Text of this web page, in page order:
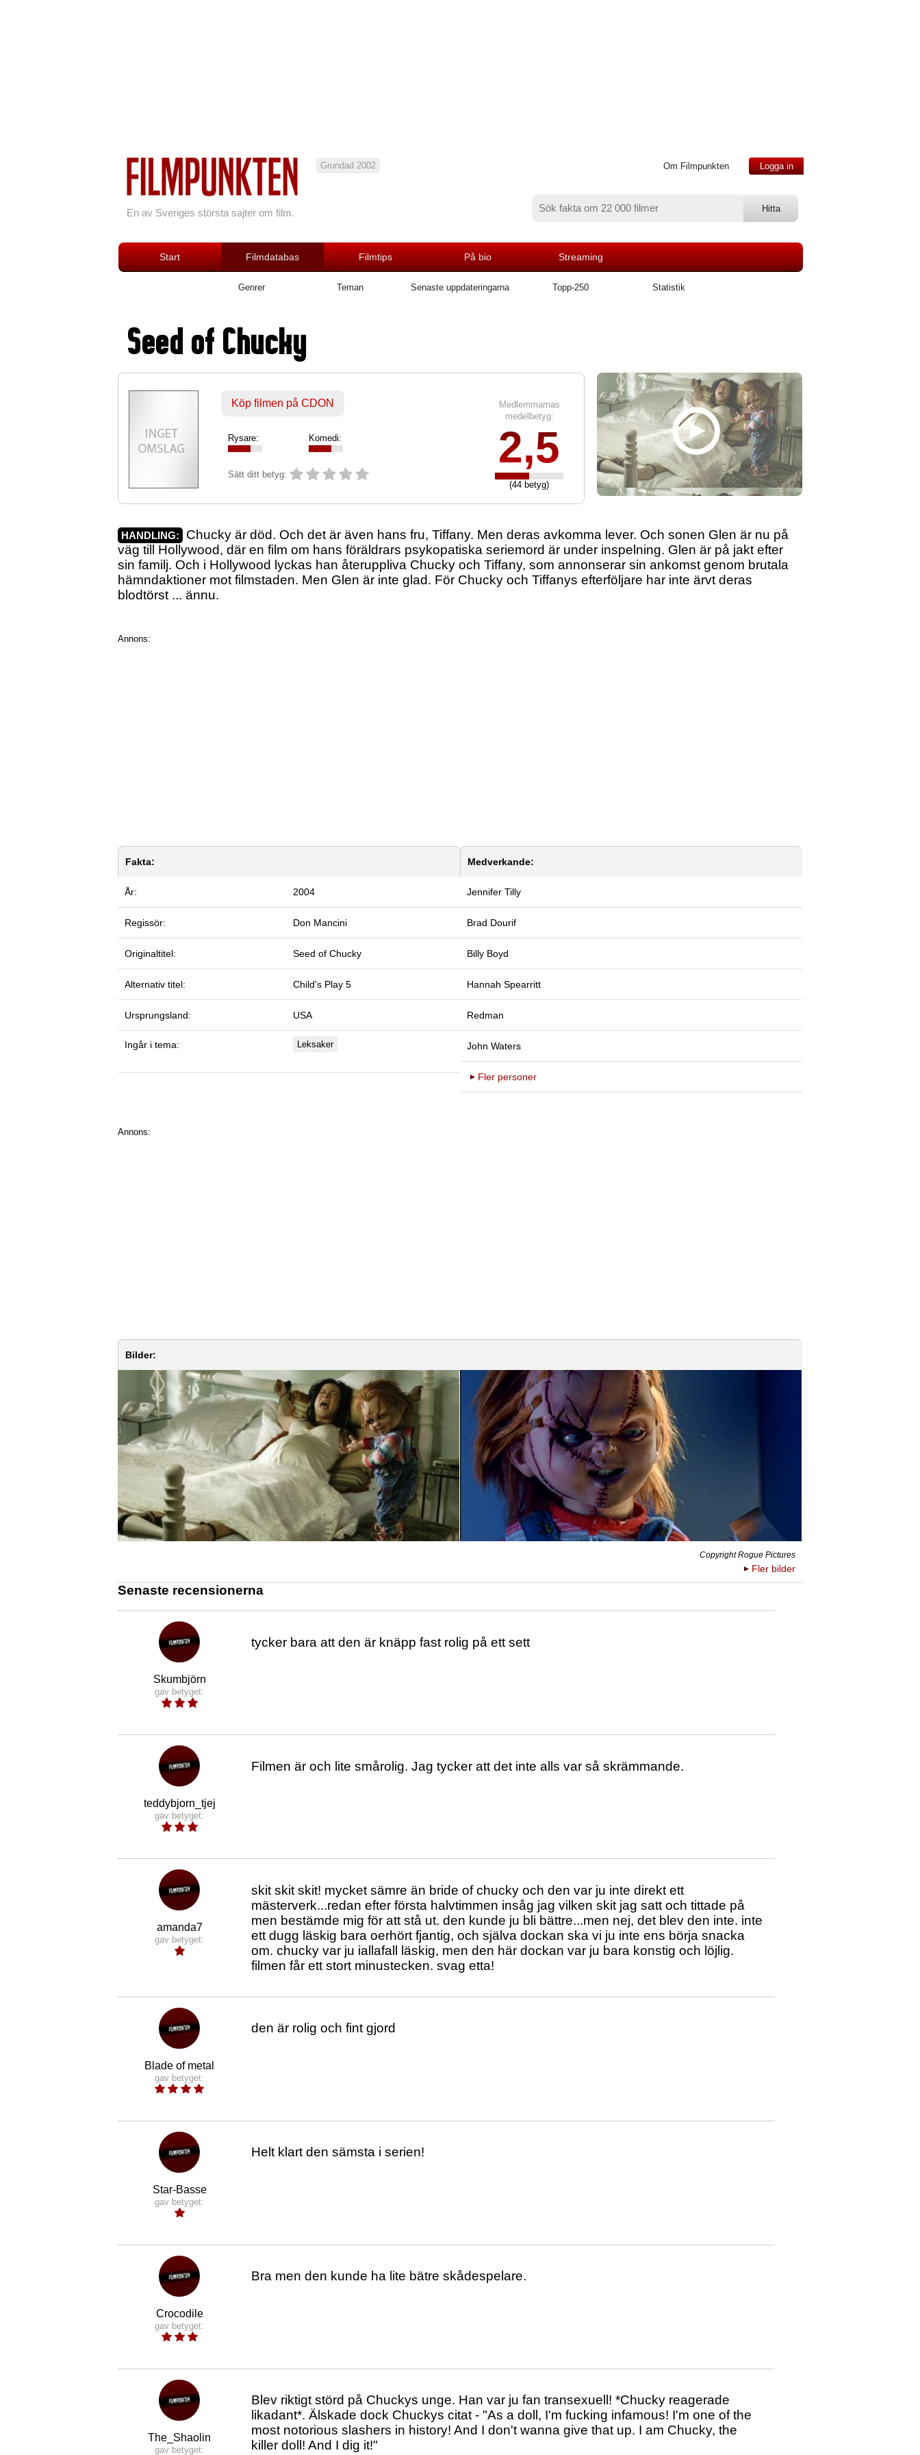
En av Sveriges största sajter om film.
Grundad 2002 Om Filmpunkten Logga in
Start Filmdatabas Filmtips På bio Streaming
Genrer Teman Senaste uppdateringarna Topp-250 Statistik
Seed of Chucky
Köp filmen på CDON
Rysare: Komedi:
Sätt ditt betyg:
Medlemmarnas
medelbetyg:
2,5
(44 betyg)
HANDLING:
Chucky är död. Och det är även hans fru, Tiffany. Men deras avkomma lever. Och sonen Glen är nu på
väg till Hollywood, där en film om hans föräldrars psykopatiska seriemord är under inspelning. Glen är på jakt efter
sin familj. Och i Hollywood lyckas han återuppliva Chucky och Tiffany, som annonserar sin ankomst genom brutala
hämndaktioner mot filmstaden. Men Glen är inte glad. För Chucky och Tiffanys efterföljare har inte ärvt deras
blodtörst ... ännu.
Annons:
Fakta:
År: 2004
Regissör: Don Mancini
Originaltitel: Seed of Chucky
Alternativ titel: Child's Play 5
Ursprungsland: USA
Ingår i tema: Leksaker
Medverkande:
Jennifer Tilly
Brad Dourif
Billy Boyd
Hannah Spearritt
Redman
John Waters
Fler personer
Annons:
Bilder:
Copyright Rogue Pictures
Fler bilder
Senaste recensionerna
Skumbjörn
gav betyget:
tycker bara att den är knäpp fast rolig på ett sett
teddybjorn_tjej
gav betyget:
Filmen är och lite smårolig. Jag tycker att det inte alls var så skrämmande.
amanda7
gav betyget:
skit skit skit! mycket sämre än bride of chucky och den var ju inte direkt ett
mästerverk...redan efter första halvtimmen insåg jag vilken skit jag satt och tittade på
men bestämde mig för att stå ut. den kunde ju bli bättre...men nej, det blev den inte. inte
ett dugg läskig bara oerhört fjantig, och själva dockan ska vi ju inte ens börja snacka
om. chucky var ju iallafall läskig, men den här dockan var ju bara konstig och löjlig.
filmen får ett stort minustecken. svag etta!
Blade of metal
gav betyget:
den är rolig och fint gjord
Star-Basse
gav betyget:
Helt klart den sämsta i serien!
Crocodile
gav betyget:
Bra men den kunde ha lite bätre skådespelare.
The_Shaolin
gav betyget:
Blev riktigt störd på Chuckys unge. Han var ju fan transexuell! *Chucky reagerade
likadant*. Älskade dock Chuckys citat - "As a doll, I'm fucking infamous! I'm one of the
most notorious slashers in history! And I don't wanna give that up. I am Chucky, the
killer doll! And I dig it!"